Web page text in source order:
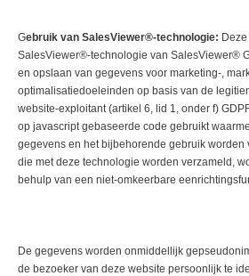
Gebruik van SalesViewer®-technologie:
SalesViewer®-technologie van SalesViewer®
en opslaan van gegevens voor marketing-,
optimalisatiedoeleinden op basis van de
website-exploitant (artikel 6, lid 1, onder f)
op javascript gebaseerde code gebruikt
gegevens en het bijbehorende gebruik worden
die met deze technologie worden verzameld,
behulp van een niet-omkeerbare
De gegevens worden onmiddellijk
de bezoeker van deze website persoonlijk te